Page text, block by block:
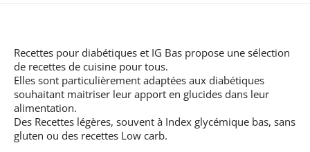
Recettes pour diabétiques et IG Bas propose une sélection
de recettes de cuisine pour tous.
Elles sont particulièrement adaptées aux diabétiques
souhaitant maitriser leur apport en glucides dans leur
alimentation.
Des Recettes légères, souvent à Index glycémique bas, sans
gluten ou des recettes Low carb.